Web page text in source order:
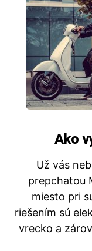
Ako
Už vás
prepchatou
miesto pri
riešením sú
vrecko a